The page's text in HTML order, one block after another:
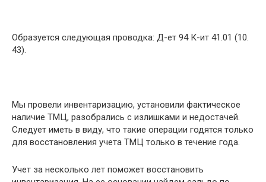
Образуется следующая проводка: Д-ет 94 К-ит 41.01 (10.
43).
Мы провели инвентаризацию, установили фактическое
наличие ТМЦ, разобрались с излишками и недостачей.
Следует иметь в виду, что такие операции годятся только
для восстановления учета ТМЦ только в течение года.
Учет за несколько лет поможет восстановить